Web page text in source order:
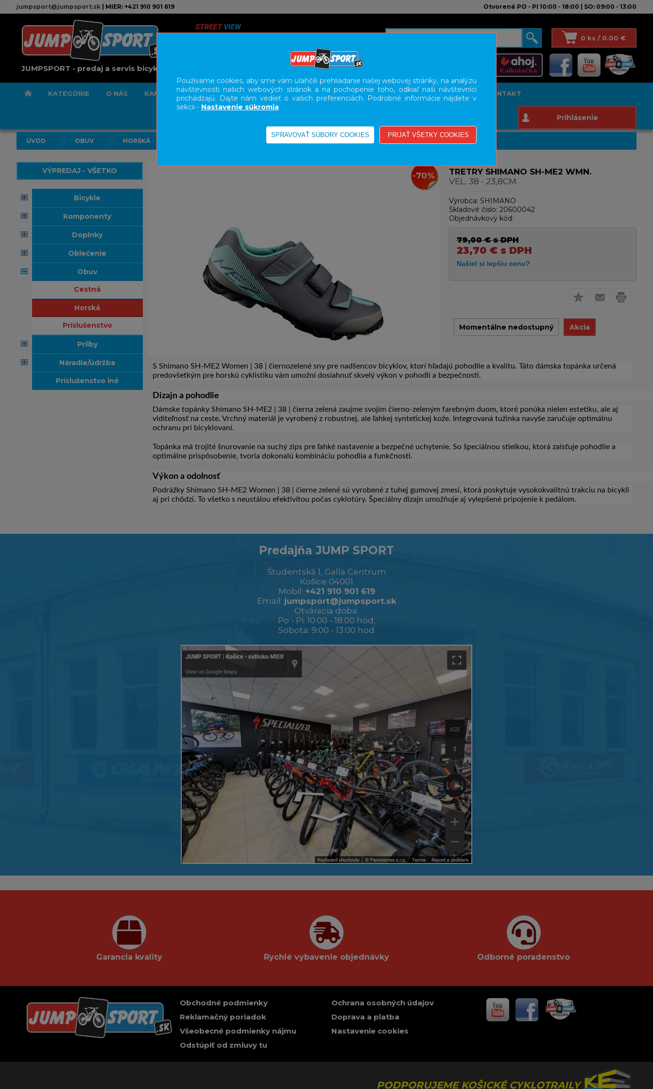
jumpsport@jumpsport.sk| MIER: +421 910 901 619 Otvorené PO - PI 10:00 - 18:00 | SO: 09:00 - 13:00
JUMPSPORT - predaj a servis bicyklov
0 ks / 0.00 €
KATEGÓRIE O NÁS KAMENNÁ PREDAJNA SERVIS SLUŽBY KARIÉRA BODY GEOMETRY FIT STUDIO KONTAKT
Prihlásenie
ÚVOD OBUV HORSKÁ
VÝPREDAJ - VŠETKO
bicykle
komponenty
doplnky
oblečenie
obuv
cestná
horská
príslušenstvo
prilby
náradie/údržba
príslušenstvo iné
-70%
TRETRY SHIMANO SH-ME2 WMN.
VEL. 38 - 23,8CM
Výrobca: SHIMANO
Skladové číslo: 20600042
Objednávkový kód:
79,00 €s DPH
23,70 €s DPH
Momentálne nedostupný Akcia
S Shimano SH-ME2 Women | 38 | čiernozelené sny pre nadšencov bicyklov, ktorí hľadajú pohodlie a kvalitu. Táto dámska topánka určená
predovšetkým pre horskú cyklistiku vám umožní dosiahnuť skvelý výkon v pohodlí a bezpečnosti.
Dizajn a pohodlie
Dámske topánky Shimano SH-ME2 | 38 | čierna zelená zaujme svojím čierno-zeleným farebným duom, ktoré ponúka nielen estetiku, ale aj
viditeľnosť na ceste. Vrchný materiál je vyrobený z robustnej, ale ľahkej syntetickej kože. Integrovaná tužinka navyše zaručuje optimálnu
ochranu pri bicyklovaní.
Topánka má trojité šnurovanie na suchý zips pre ľahké nastavenie a bezpečné uchytenie. So špeciálnou stielkou, ktorá zaisťuje pohodlie a
optimálne prispôsobenie, tvoria dokonalú kombináciu pohodlia a funkčnosti.
Výkon a odolnosť
Podrážky Shimano SH-ME2 Women | 38 | čierne zelené sú vyrobené z tuhej gumovej zmesi, ktorá poskytuje vysokokvalitnú trakciu na bicykli
aj pri chôdzi. To všetko s neustálou efektivitou počas cyklotúry. Špeciálny dizajn umožňuje aj vylepšené pripojenie k pedálom.
Predajňa JUMP SPORT
Študentská 1, Galla Centrum
Košice 04001
Mobil: +421 910 901 619
Email: jumpsport@jumpsport.sk
Otváracia doba:
Po - Pi: 10:00 - 18:00 hod,
Sobota: 9:00 - 13:00 hod
Garancia kvality Rychlé vybavenie objednávky Odborné poradenstvo
Obchodné podmienky
Reklamačný poriadok
Všeobecné podmienky nájmu
Odstúpiť od zmluvy tu
Ochrana osobných údajov
Doprava a platba
Nastavenie cookies
PODPORUJEME KOŠICKÉ CYKLOTRAILY
Používame cookies, aby sme vám uľahčili prehliadanie našej webovej stránky, na analýzu
návštevnosti našich webových stránok a na pochopenie toho, odkiaľ naši návštevníci
prichádzajú. Dajte nám vedieť o vašich preferenciách. Podrobné informácie nájdete v
sekcii - Nastavenie súkromia